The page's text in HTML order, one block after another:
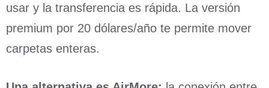
usar y la transferencia es rápida. La versión
premium por 20 dólares/año te permite mover
carpetas enteras.